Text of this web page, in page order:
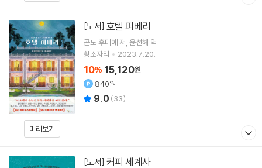
미리보기
[도서] 호텔 피베리
곤도 후미에저 윤선해 역
황소자리
2023.7.20.
10% 15,120원
840원
9.0 (33)
[도서] 커피 세계사